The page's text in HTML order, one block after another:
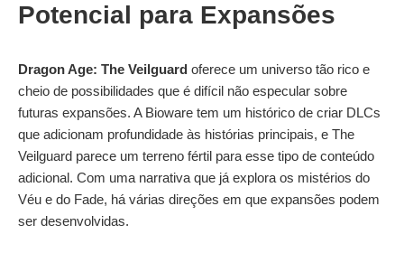
Potencial para Expansões
Dragon Age: The Veilguard oferece um universo tão rico e
cheio de possibilidades que é difícil não especular sobre
futuras expansões. A Bioware tem um histórico de criar DLCs
que adicionam profundidade às histórias principais, e The
Veilguard parece um terreno fértil para esse tipo de conteúdo
adicional. Com uma narrativa que já explora os mistérios do
Véu e do Fade, há várias direções em que expansões podem
ser desenvolvidas.